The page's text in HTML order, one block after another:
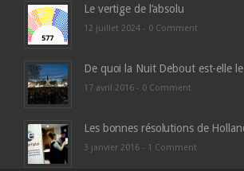
Le vertige de l’absolu
12 juillet 2024 - 0 Comment
De quoi la Nuit Debout est-elle
17 avril 2016 - 0 Comment
Les bonnes résolutions de
3 janvier 2016 - 1 Comment